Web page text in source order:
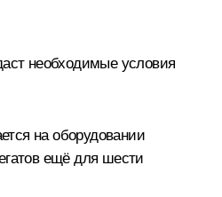
необходимые условия
на оборудовании
ещё для шести